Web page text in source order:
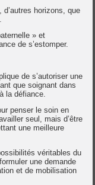
d’autres horizons, que
» et
de s’estomper.
de s’autoriser une
que soignant dans
la défiance.
penser le soin en
seul, mais d’être
une meilleure
véritables du
une demande
et de mobilisation